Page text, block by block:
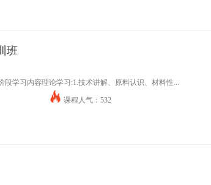
班
段学习内容理论学习:1.技术讲解、原料认识、材料性...
课程人气：532